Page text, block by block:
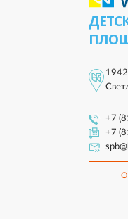
+7
+7